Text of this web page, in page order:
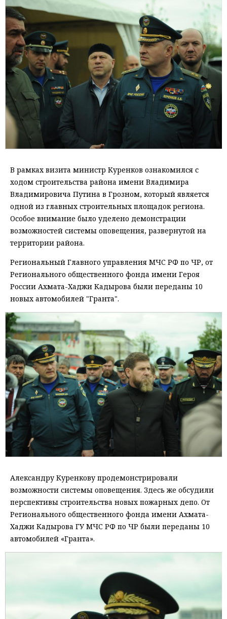
В рамках визита министр Куренков ознакомился с
ходом строительства района имени Владимира
Владимировича Путина в Грозном, который является
одной из главных строительных площадок региона.
Особое внимание было уделено демонстрации
возможностей системы оповещения, развернутой на
территории района.
Региональный Главного управления МЧС РФ по ЧР, от
Регионального общественного фонда имени Героя
России Ахмата-Хаджи Кадырова были переданы 10
новых автомобилей "Гранта".
Александру Куренкову продемонстрировали
возможности системы оповещения. Здесь же обсудили
перспективы строительства новых пожарных депо. От
Регионального общественного фонда имени Ахмата-
Хаджи Кадырова ГУ МЧС РФ по ЧР были переданы 10
автомобилей «Гранта».